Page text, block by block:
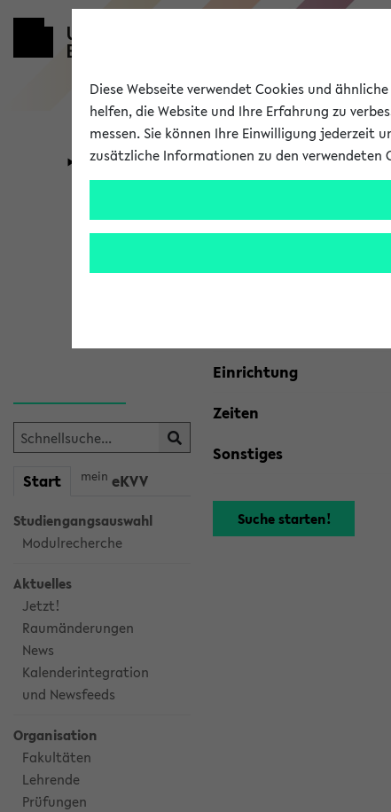
Universität Forschung
Start mein eKVV
Studiengangsauswahl
Modulrecherche
Aktuelles
Jetzt!
Raumänderungen
News
Kalenderintegration
und Newsfeeds
Organisation
Fakultäten
Lehrende
Prüfungen
Kombisuche
Ihre Suchkriterien:
Einrichtung
Zeiten
Sonstiges
Diese Webseite verwendet Cookies und
helfen, die Website und Ihre Erfahrung zu
messen. Sie können Ihre Einwilligung jederzeit
zusätzliche Informationen zu den verwendeten